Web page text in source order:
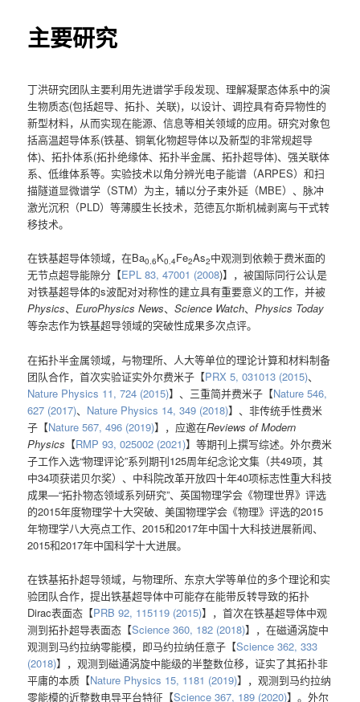
主要研究
丁洪研究团队主要利用先进谱学手段发现、理解凝聚态体系中的演
生物质态(包括超导、拓扑、关联)，以设计、调控具有奇异物性的
新型材料，从而实现在能源、信息等相关领域的应用。研究对象包
括高温超导体系(铁基、铜氧化物超导体以及新型的非常规超导
体)、拓扑体系(拓扑绝缘体、拓扑半金属、拓扑超导体)、强关联体
系、低维体系等。实验技术以角分辨光电子能谱（ARPES）和扫
描隧道显微谱学（STM）为主，辅以分子束外延（MBE）、脉冲
激光沉积（PLD）等薄膜生长技术，范德瓦尔斯机械剥离与干式转
移技术。
在铁基超导体领域，在Ba0.6K0.4Fe2As2中观测到依赖于费米面的
无节点超导能隙分【EPL 83, 47001 (2008)】，被国际同行公认是
对铁基超导体的s波配对对称性的建立具有重要意义的工作，并被
Physics、EuroPhysics News、Science Watch、Physics Today
等杂志作为铁基超导领域的突破性成果多次点评。
在拓扑半金属领域，与物理所、人大等单位的理论计算和材料制备
团队合作，首次实验证实外尔费米子【PRX 5, 031013 (2015)、
Nature Physics 11, 724 (2015)】、三重简并费米子【Nature 546,
627 (2017)、 Nature Physics 14, 349 (2018)】、非传统手性费米
子【Nature 567, 496 (2019)】，应邀在Reviews of Modern
Physics 【RMP 93, 025002 (2021)】等期刊上撰写综述。外尔费米
子工作入选“物理评论”系列期刊125周年纪念论文集（共49项，其
中34项获诺贝尔奖）、中科院改革开放四十年40项标志性重大科技
成果—“拓扑物态领域系列研究”、英国物理学会《物理世界》评选
的2015年度物理学十大突破、美国物理学会《物理》评选的2015
年物理学八大亮点工作、2015和2017年中国十大科技进展新闻、
2015和2017年中国科学十大进展。
在铁基拓扑超导领域，与物理所、东京大学等单位的多个理论和实
验团队合作，提出铁基超导体中可能存在能带反转导致的拓扑
Dirac表面态【PRB 92, 115119 (2015)】，首次在铁基超导体中观
测到拓扑超导表面态【Science 360, 182 (2018)】，在磁通涡旋中
观测到马约拉纳零能模，即马约拉纳任意子【Science 362, 333
(2018)】，观测到磁通涡旋中能级的半整数位移，证实了其拓扑非
平庸的本质【Nature Physics 15, 1181 (2019)】，观测到马约拉纳
零能模的近整数电导平台特征【Science 367, 189 (2020)】。外尔